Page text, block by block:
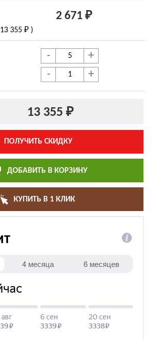
2 671 ₽
13 355 ₽ )
- +
- +
13 355 ₽
ПОЛУЧИТЬ СКИДКУ
ДОБАВИТЬ В КОРЗИНУ
КУПИТЬ В 1 КЛИК